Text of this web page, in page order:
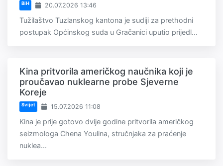
BiH 20.07.2026 13:46
Tužilaštvo Tuzlanskog kantona je sudiji za prethodni
postupak Općinskog suda u Gračanici uputio prijedl...
Kina pritvorila američkog naučnika koji je
proučavao nuklearne probe Sjeverne
Koreje
Svijet 15.07.2026 11:08
Kina je prije gotovo dvije godine pritvorila američkog
seizmologa Chena Youlina, stručnjaka za praćenje
nuklea...